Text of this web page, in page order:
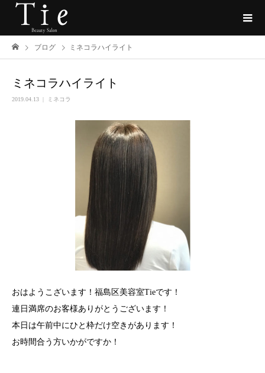
ブログ ミネコラハイライト
ミネコラハイライト
2019.04.13 ミネコラ
おはようこざいます！福島区美容室Tieです！
連日満席のお客様ありがとうございます！
本日は午前中にひと枠だけ空きがあります！
お時間合う方いかがですか！